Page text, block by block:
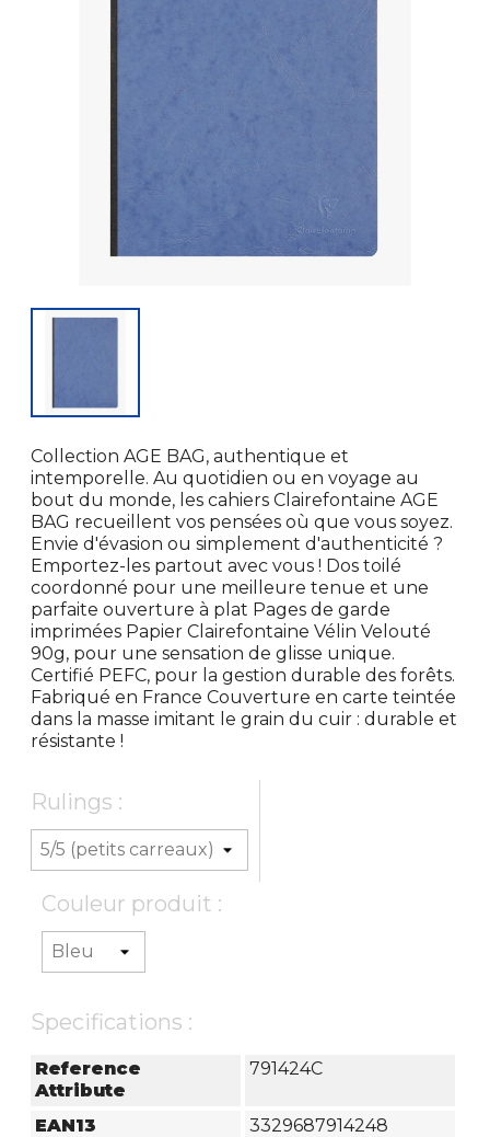
Collection AGE BAG, authentique et
intemporelle. Au quotidien ou en voyage au
bout du monde, les cahiers Clairefontaine AGE
BAG recueillent vos pensées où que vous soyez.
Envie d'évasion ou simplement d'authenticité ?
Emportez-les partout avec vous ! Dos toilé
coordonné pour une meilleure tenue et une
parfaite ouverture à plat Pages de garde
imprimées Papier Clairefontaine Vélin Velouté
90g, pour une sensation de glisse unique.
Certifié PEFC, pour la gestion durable des forêts.
Fabriqué en France Couverture en carte teintée
dans la masse imitant le grain du cuir : durable et
résistante !
Rulings :
Couleur produit :
Specifications :
Reference
Attribute
791424C
EAN13
3329687914248